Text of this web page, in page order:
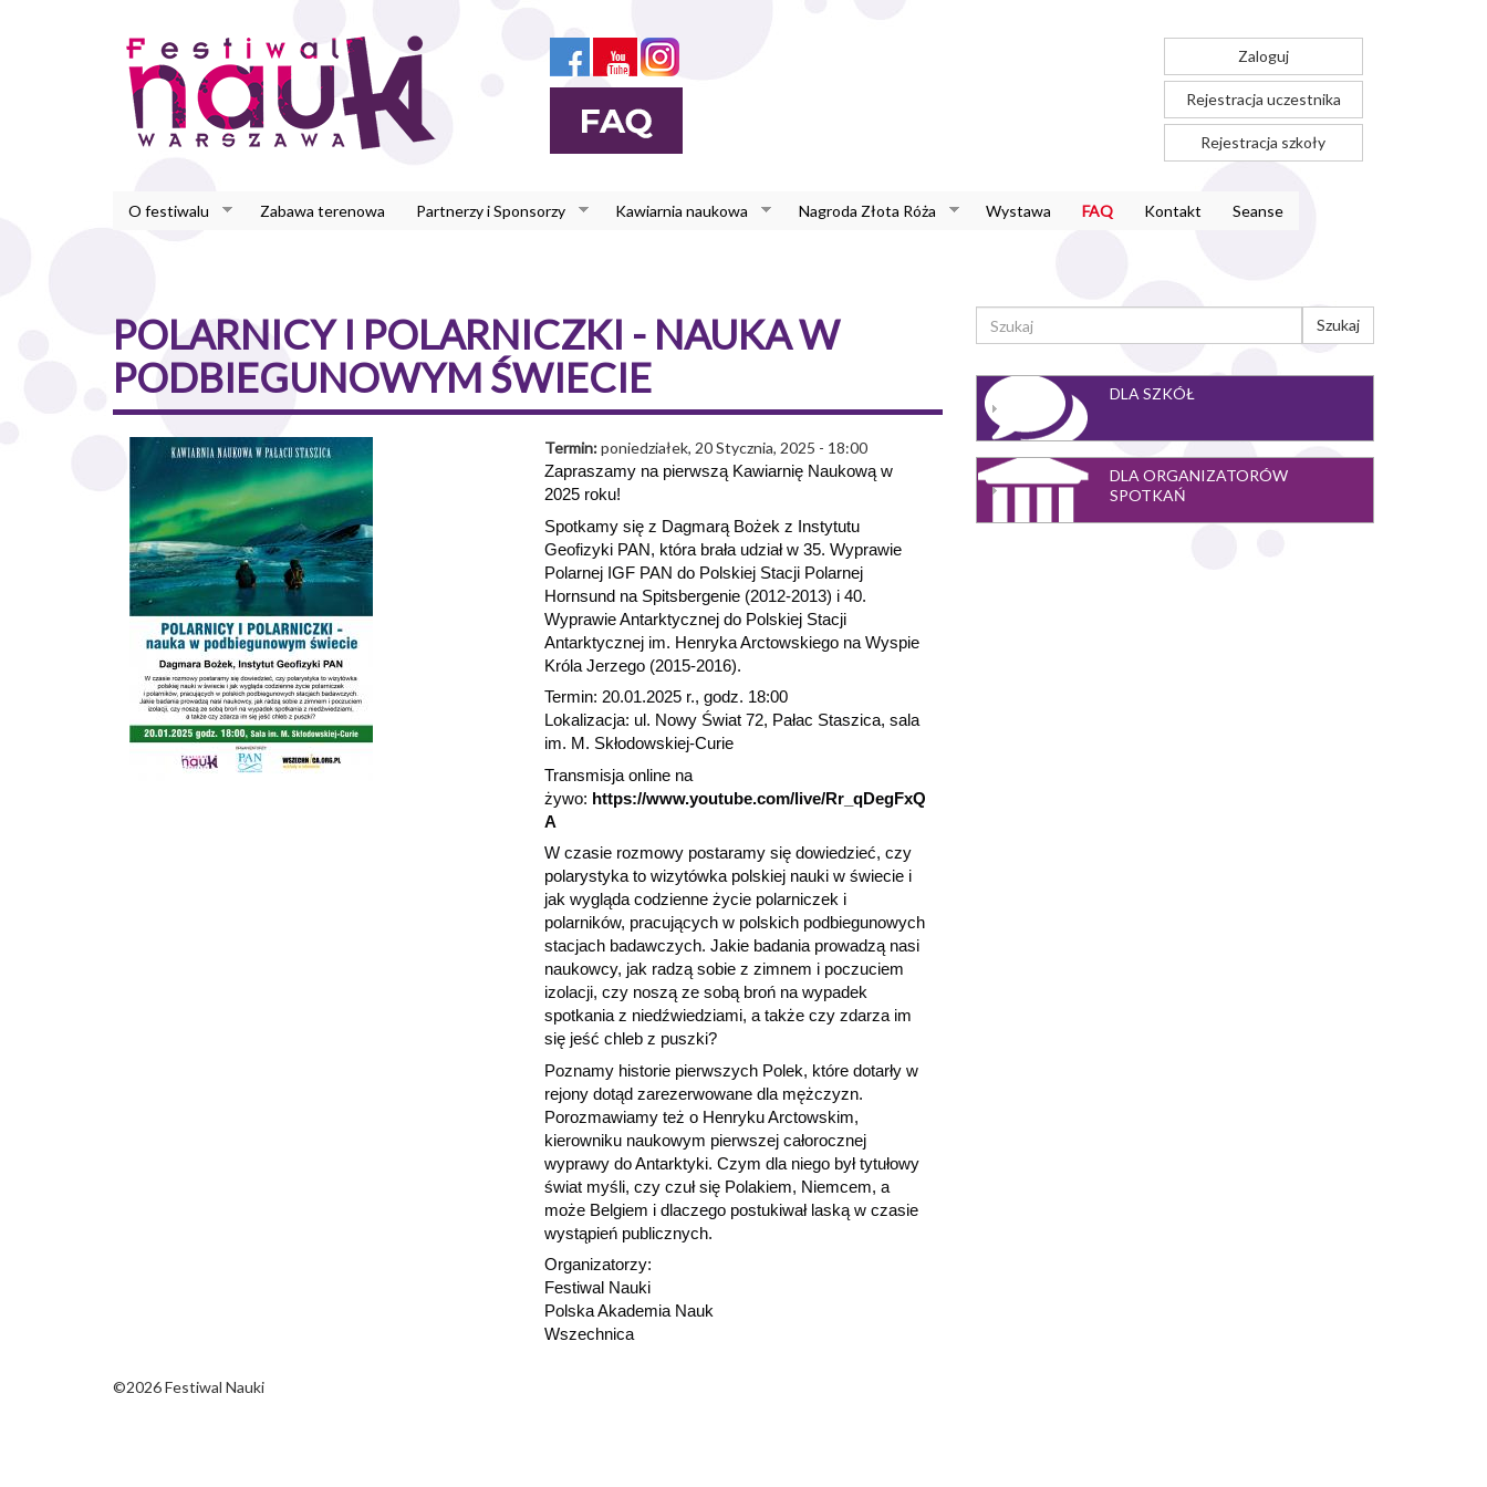
Zaloguj
Rejestracja uczestnika
Rejestracja szkoły
O festiwalu Zabawa terenowa Partnerzy i Sponsorzy Kawiarnia naukowa Nagroda Złota Róża Wystawa FAQ Kontakt Seanse
POLARNICY I POLARNICZKI - NAUKA W
PODBIEGUNOWYM ŚWIECIE
Termin:poniedziałek, 20 Stycznia, 2025 - 18:00
Zapraszamy na pierwszą Kawiarnię Naukową w
2025 roku!
Spotkamy się z Dagmarą Bożek z Instytutu
Geofizyki PAN, która brała udział w 35. Wyprawie
Polarnej IGF PAN do Polskiej Stacji Polarnej
Hornsund na Spitsbergenie (2012-2013) i 40.
Wyprawie Antarktycznej do Polskiej Stacji
Antarktycznej im. Henryka Arctowskiego na Wyspie
Króla Jerzego (2015-2016).
Termin: 20.01.2025 r., godz. 18:00
Lokalizacja: ul. Nowy Świat 72, Pałac Staszica, sala
im. M. Skłodowskiej-Curie
Transmisja online na
żywo: https://www.youtube.com/live/Rr_qDegFxQ
A
W czasie rozmowy postaramy się dowiedzieć, czy
polarystyka to wizytówka polskiej nauki w świecie i
jak wygląda codzienne życie polarniczek i
polarników, pracujących w polskich podbiegunowych
stacjach badawczych. Jakie badania prowadzą nasi
naukowcy, jak radzą sobie z zimnem i poczuciem
izolacji, czy noszą ze sobą broń na wypadek
spotkania z niedźwiedziami, a także czy zdarza im
się jeść chleb z puszki?
Poznamy historie pierwszych Polek, które dotarły w
rejony dotąd zarezerwowane dla mężczyzn.
Porozmawiamy też o Henryku Arctowskim,
kierowniku naukowym pierwszej całorocznej
wyprawy do Antarktyki. Czym dla niego był tytułowy
świat myśli, czy czuł się Polakiem, Niemcem, a
może Belgiem i dlaczego postukiwał laską w czasie
wystąpień publicznych.
Organizatorzy:
Festiwal Nauki
Polska Akademia Nauk
Wszechnica
FORMULARZ
WYSZUKIWANIA
Szukaj
DLA SZKÓŁ
DLA ORGANIZATORÓW
SPOTKAŃ
©2026 Festiwal Nauki